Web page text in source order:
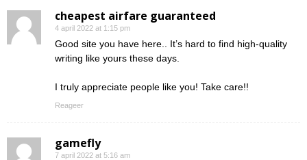
cheapest airfare guaranteed
4 april 2022 at 1:15 pm
Good site you have here.. It’s hard to find high-quality
writing like yours these days.
I truly appreciate people like you! Take care!!
Reageer
gamefly
7 april 2022 at 5:16 am